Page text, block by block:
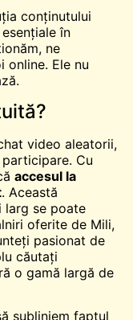
conținutului
în
ne
online. Ele nu
video aleatorii,
Cu
accesul la
. Această
larg se poate
oferite de Mili,
pasionat de
căutați
o gamă largă de
subliniem faptul